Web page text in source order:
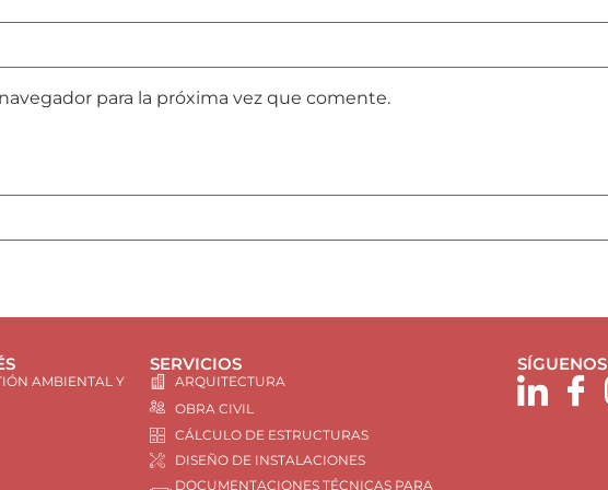
para la próxima vez que comente.
AMBIENTAL Y
SERVICIOS
ARQUITECTURA
OBRA CIVIL
CÁLCULO DE ESTRUCTURAS
DISEÑO DE INSTALACIONES
DOCUMENTACIONES TÉCNICAS PARA
SÍGUENOS